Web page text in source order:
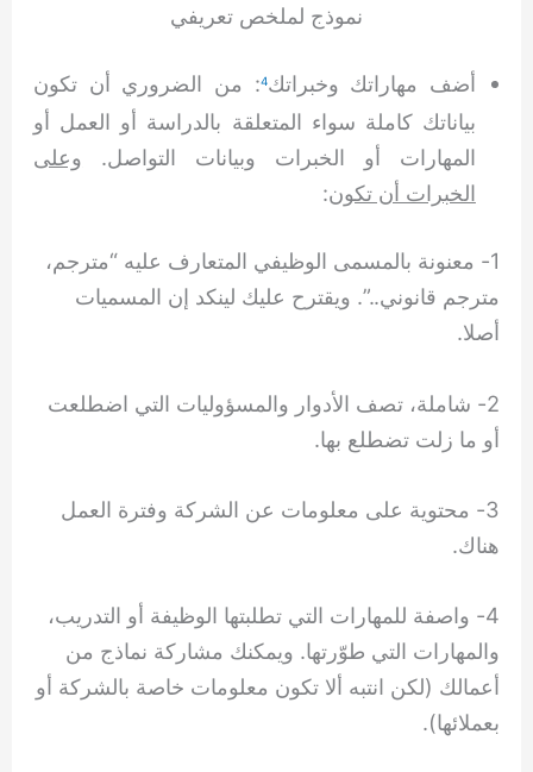
نموذج لملخص تعريفي
أضف مهاراتك وخبراتك4: من الضروري أن تكون
بياناتك كاملة سواء المتعلقة بالدراسة أو العمل أو
المهارات أو الخبرات وبيانات التواصل. وعلى
الخبرات أن تكون:
1- معنونة بالمسمى الوظيفي المتعارف عليه “مترجم،
مترجم قانوني..”. ويقترح عليك لينكد إن المسميات
أصلا.
2- شاملة، تصف الأدوار والمسؤوليات التي اضطلعت
أو ما زلت تضطلع بها.
3- محتوية على معلومات عن الشركة وفترة العمل
هناك.
4- واصفة للمهارات التي تطلبتها الوظيفة أو التدريب،
والمهارات التي طوّرتها. ويمكنك مشاركة نماذج من
أعمالك (لكن انتبه ألا تكون معلومات خاصة بالشركة أو
بعملائها).